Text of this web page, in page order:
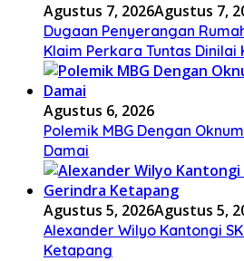
Agustus 7, 2026Agustus 7,
Dugaan Penyerangan
Klaim Perkara Tuntas Dinilai
Agustus 6, 2026
Polemik MBG Dengan
Damai
Agustus 5, 2026Agustus 5,
Alexander Wilyo Kantongi
Ketapang